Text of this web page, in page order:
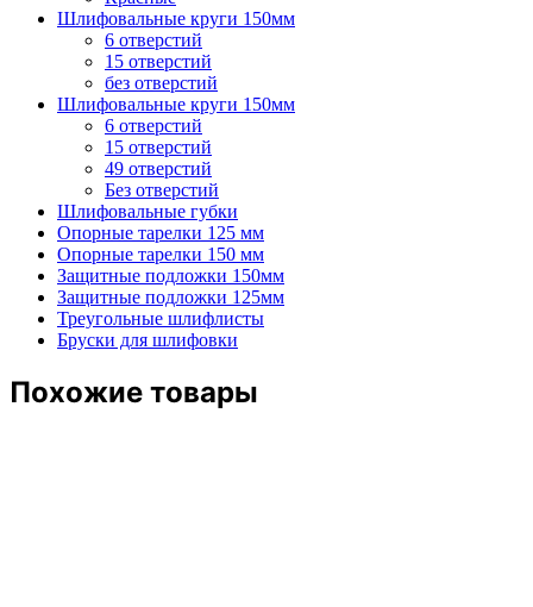
Шлифовальные круги 150мм
6 отверстий
15 отверстий
без отверстий
Шлифовальные круги 150мм
6 отверстий
15 отверстий
49 отверстий
Без отверстий
Шлифовальные губки
Опорные тарелки 125 мм
Опорные тарелки 150 мм
Защитные подложки 150мм
Защитные подложки 125мм
Треугольные шлифлисты
Бруски для шлифовки
Похожие товары